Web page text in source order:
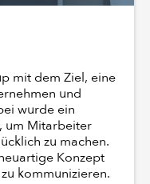
mit dem Ziel, eine
und
wurde ein
um Mitarbeiter
zu machen.
Konzept
kommunizieren.